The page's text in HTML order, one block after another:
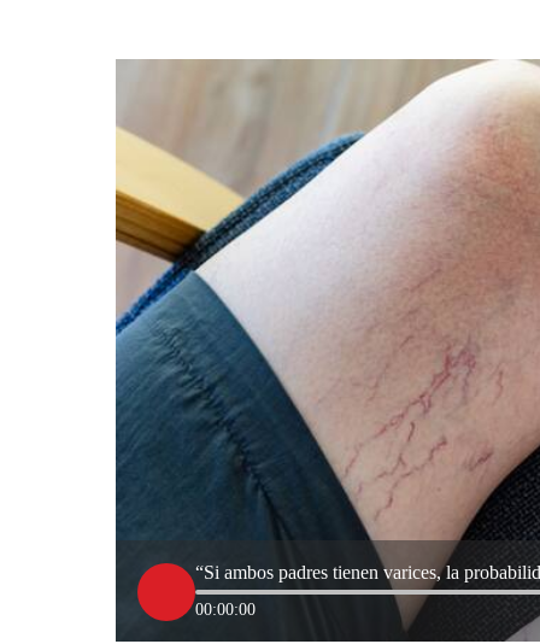
“Si ambos padres tienen varices, la
00:00:00